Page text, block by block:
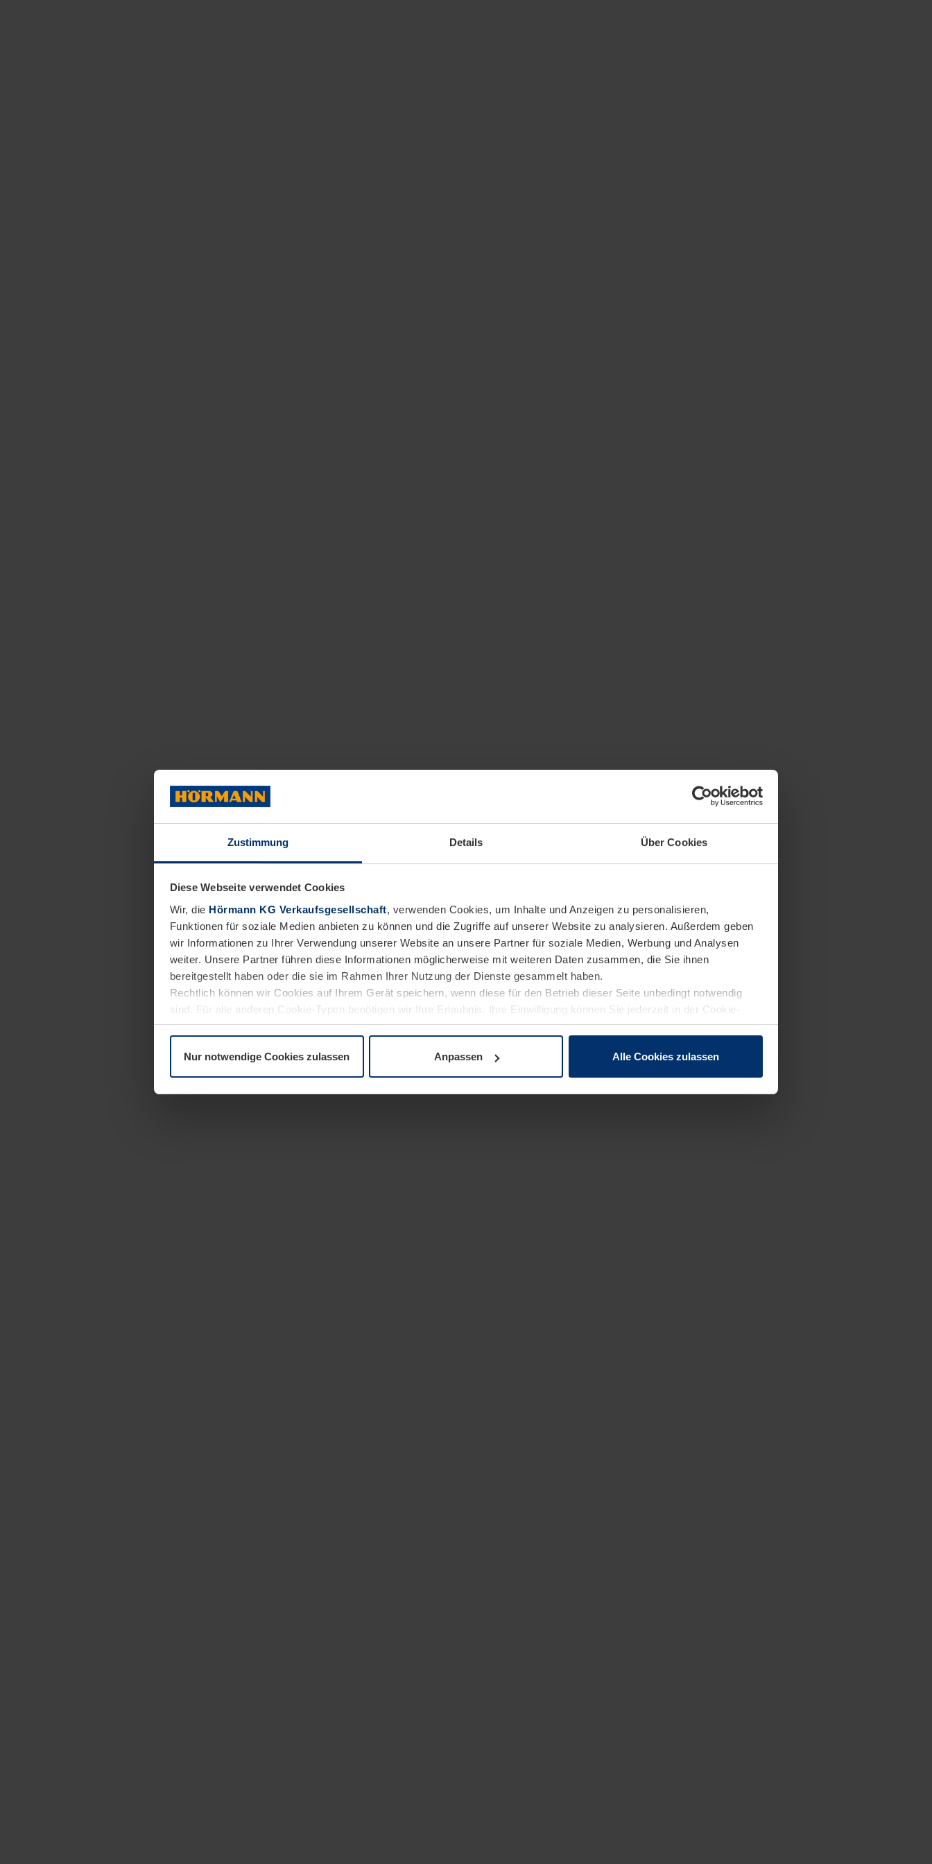
Zustimmung Details Über Cookies
Diese Webseite verwendet Cookies
Wir, die Hörmann KG Verkaufsgesellschaft, verwenden Cookies, um Inhalte und Anzeigen zu personalisieren,
Funktionen für soziale Medien anbieten zu können und die Zugriffe auf unserer Website zu analysieren. Außerdem geben
wir Informationen zu Ihrer Verwendung unserer Website an unsere Partner für soziale Medien, Werbung und Analysen
weiter. Unsere Partner führen diese Informationen möglicherweise mit weiteren Daten zusammen, die Sie ihnen
bereitgestellt haben oder die sie im Rahmen Ihrer Nutzung der Dienste gesammelt haben.
Rechtlich können wir Cookies auf Ihrem Gerät speichern, wenn diese für den Betrieb dieser Seite unbedingt notwendig
sind. Für alle anderen Cookie-Typen benötigen wir Ihre Erlaubnis. Ihre Einwilligung können Sie jederzeit in der Cookie-
Erläuterung auf der SeiteDatenschutzerklärungunserer Website ändern oder widerrufen.
Nur notwendige Cookies zulassen Anpassen Alle Cookies zulassen